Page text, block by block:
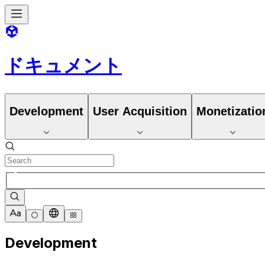
ドキュメント
Development User Acquisition
Development